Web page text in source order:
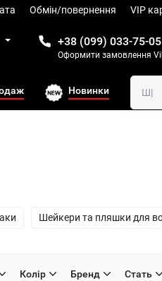
Обмін/повернення VIP
+38 (099) 033-75-05
Оформити замовлення
Новинки
Шейкери та пляшки для
Колiр Бренд Стать